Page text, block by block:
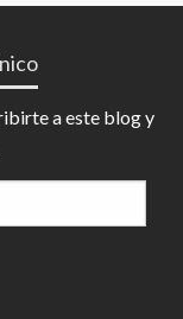
a este blog y